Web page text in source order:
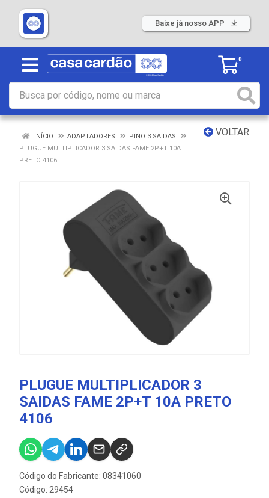
Baixe já nosso APP
0
VOLTAR
INÍCIO ADAPTADORES
PINO 3 SAIDAS
PLUGUE MULTIPLICADOR 3 SAIDAS FAME 2P+T 10A
PRETO 4106
PLUGUE MULTIPLICADOR 3
SAIDAS FAME 2P+T 10A PRETO
4106
Código do Fabricante: 08341060
Código: 29454